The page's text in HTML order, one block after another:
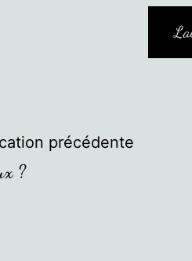
précédente
?